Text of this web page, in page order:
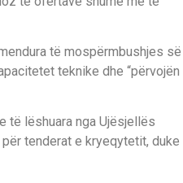
të mospërmbushjes së
teknike dhe “përvojën
të lëshuara nga Ujësjellës
tenderat e kryeqytetit, duke